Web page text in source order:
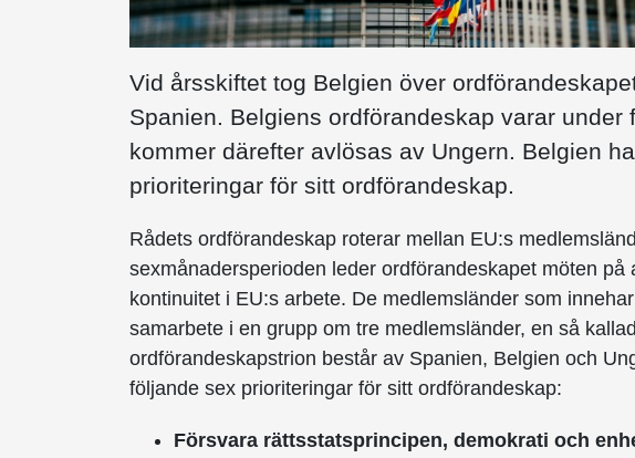
Vid årsskiftet tog Belgien över
Spanien. Belgiens ordförandeskap varar under
kommer därefter avlösas av Ungern. Belgien
prioriteringar för sitt ordförandeskap.
Rådets ordförandeskap roterar mellan EU:s
sexmånadersperioden leder ordförandeskapet möten på
kontinuitet i EU:s arbete. De medlemsländer som
samarbete i en grupp om tre medlemsländer, en så
ordförandeskapstrion består av Spanien, Belgien och
följande sex prioriteringar för sitt ordförandeskap:
Försvara rättsstatsprincipen, demokrati och